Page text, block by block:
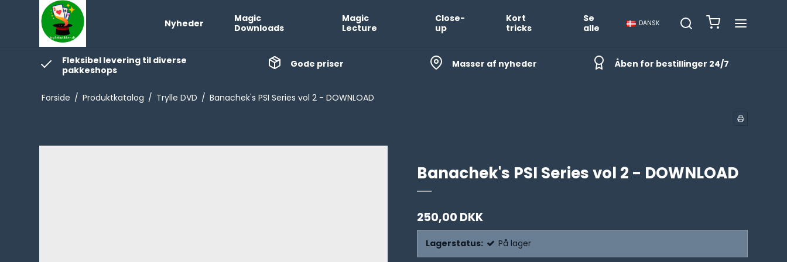
Nyheder
Magic
Downloads
Magic
Lecture
Close-
up
Kort
tricks
Se
alle
DANSK
Fleksibel levering til diverse
pakkeshops
Gode priser Masser af nyheder Åben for bestillinger 24/7
Forside / Produktkatalog / Trylle DVD / Banachek's PSI Series vol 2 - DOWNLOAD
Banachek's PSI Series vol 2 - DOWNLOAD
250,00 DKK
Lagerstatus: På lager